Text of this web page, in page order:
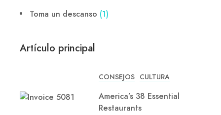
Toma un descanso (1)
Artículo principal
CONSEJOS CULTURA
America’s 38 Essential
Restaurants